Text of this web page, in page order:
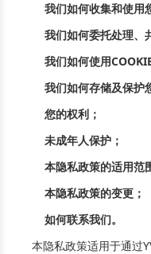
我们如何收集和使用
我们如何委托处理、
我们如何使用
我们如何存储及保护
您的权利；
未成年人保护；
本隐私政策的适用范
本隐私政策的变更；
如何联系我们。
本隐私政策适用于通过